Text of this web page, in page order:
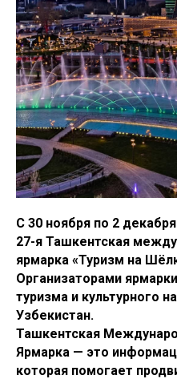
С 30 ноября по 2
27-я Ташкентская
ярмарка «Туризм на
Организаторами
туризма и культурного
Узбекистан.
Ташкентская
Ярмарка — это
которая помогает